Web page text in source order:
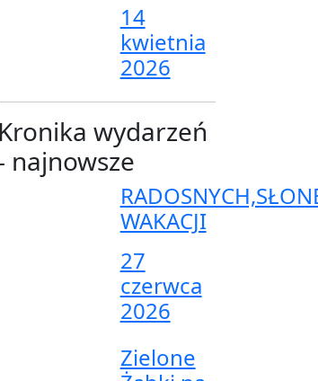
14
kwietnia
2026
Kronika wydarzeń
najnowsze
WAKACJI
27
czerwca
2026
Zielone